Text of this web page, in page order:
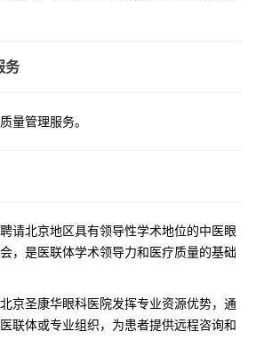
务
量管理服务。
请北京地区具有领导性学术地位的中医眼
，是医联体学术领导力和医疗质量的基础
京圣康华眼科医院发挥专业资源优势，通
联体或专业组织，为患者提供远程咨询和